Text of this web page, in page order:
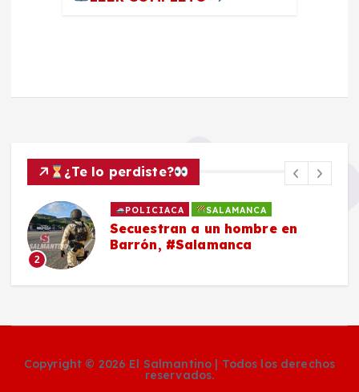
¿Te lo perdiste?
2
POLICIACA SALAMANCA
Secuestran a un hombre en
Barrón, #Salamanca
Copyright © 2026 El Salmantino | Todos los derechos
reservados.